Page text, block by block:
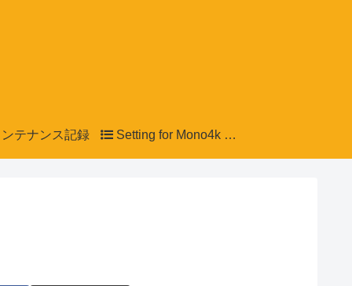
テナンス記録 Setting for Mono4k LCD